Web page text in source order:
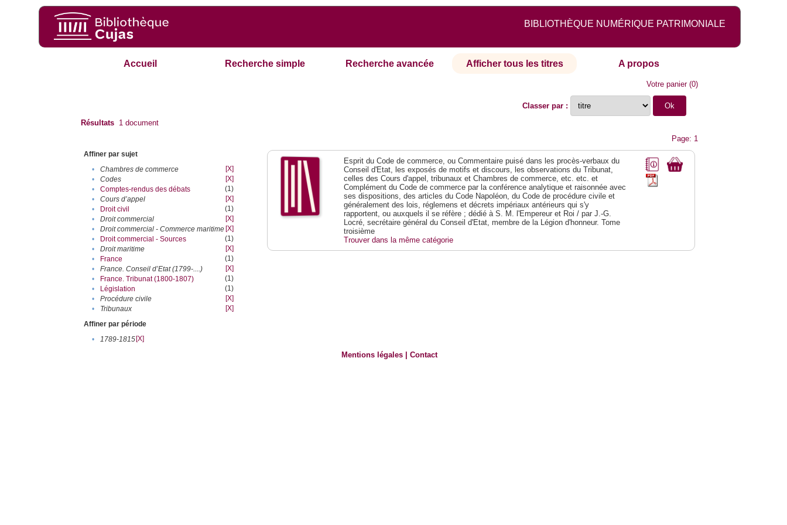
BIBLIOTHÈQUE NUMÉRIQUE PATRIMONIALE
Accueil Recherche simple Recherche avancée Afficher tous les titres A propos
Votre panier(0)
Classer par :
Résultats 1 document
Page: 1
Affiner par sujet
•
Chambres de commerce
[X]
•
Codes
[X]
•
Comptes-rendus des débats
(1)
•
Cours d’appel
[X]
•
Droit civil
(1)
•
Droit commercial
[X]
•
Droit commercial - Commerce maritime [X]
•
Droit commercial - Sources
(1)
•
Droit maritime
[X]
•
France
(1)
•
France. Conseil d’Etat (1799-....)
[X]
•
France. Tribunat (1800-1807)
(1)
•
Législation
(1)
•
Procédure civile
[X]
•
Tribunaux
[X]
Affiner par période
•
1789-1815[X]
Esprit du Code de commerce, ou Commentaire puisé dans les procès-verbaux du
Conseil d'Etat, les exposés de motifs et discours, les observations du Tribunat,
celles des Cours d'appel, tribunaux et Chambres de commerce, etc. etc. et
Complément du Code de commerce par la conférence analytique et raisonnée avec
ses dispositions, des articles du Code Napoléon, du Code de procédure civile et
généralement des lois, réglemens et décrets impériaux antérieurs qui s'y
rapportent, ou auxquels il se réfère ; dédié à S. M. l'Empereur et Roi / par J.-G.
Locré, secrétaire général du Conseil d'Etat, membre de la Légion d'honneur. Tome
troisième
Trouver dans la même catégorie
Mentions légales |Contact